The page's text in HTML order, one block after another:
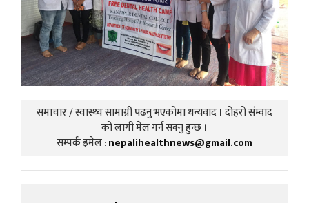
समाचार / स्वास्थ्य सामाग्री पढनु भएकोमा धन्यवाद । दोहरो संम्वाद
को लागी मेल गर्न सक्नु हुन्छ ।
सम्पर्क इमेल :nepalihealthnews@gmail.com